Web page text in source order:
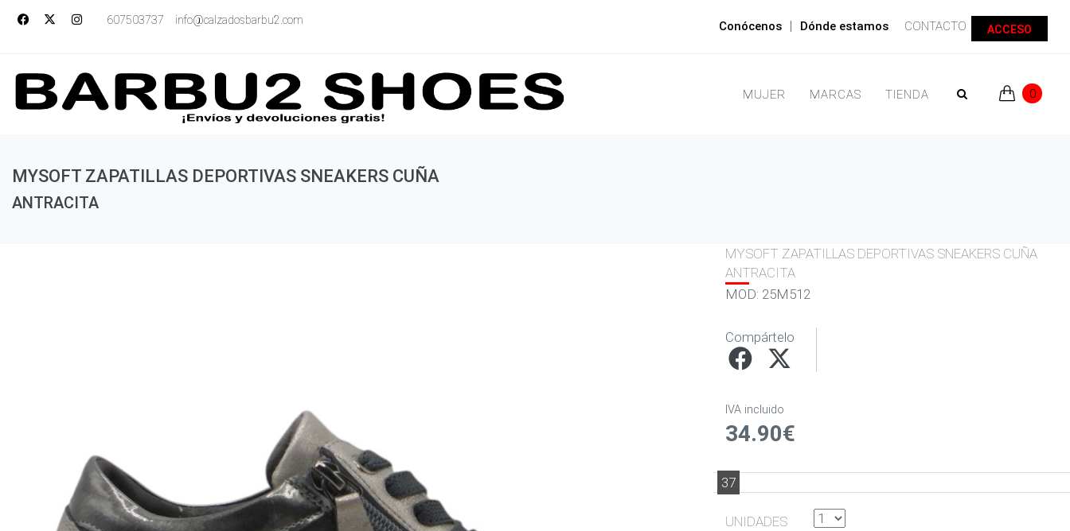
607503737 info@calzadosbarbu2.com Conócenos | Dónde estamos CONTACTO ACCESO
MUJER MARCAS TIENDA 0
MYSOFT ZAPATILLAS DEPORTIVAS SNEAKERS CUÑA
ANTRACITA
MYSOFT ZAPATILLAS DEPORTIVAS SNEAKERS CUÑA
ANTRACITA
MOD: 25M512
Compártelo
IVA incluido
34.90€
37
UNIDADES